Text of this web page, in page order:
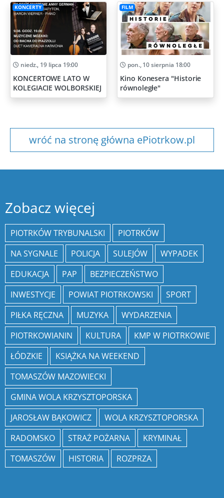
KONCERTY
niedz., 19 lipca 19:00
KONCERTOWE LATO W
KOLEGIACIE WOLBORSKIEJ
FILM
pon., 10 sierpnia 18:00
Kino Konesera "Historie
równoległe"
wróć na stronę główna ePiotrkow.pl
Zobacz więcej
PIOTRKÓW TRYBUNALSKI
PIOTRKÓW
NA SYGNALE
POLICJA SULEJÓW
WYPADEK
EDUKACJA
PAP
BEZPIECZEŃSTWO
INWESTYCJE
POWIAT PIOTRKOWSKI
SPORT
PIŁKA RĘCZNA
MUZYKA
WYDARZENIA
PIOTRKOWIANIN
KULTURA
KMP W PIOTRKOWIE
ŁÓDZKIE
KSIĄŻKA NA WEEKEND
TOMASZÓW MAZOWIECKI
GMINA WOLA KRZYSZTOPORSKA
JAROSŁAW BĄKOWICZ
WOLA KRZYSZTOPORSKA
RADOMSKO
STRAŻ POŻARNA
KRYMINAŁ
TOMASZÓW
HISTORIA ROZPRZA